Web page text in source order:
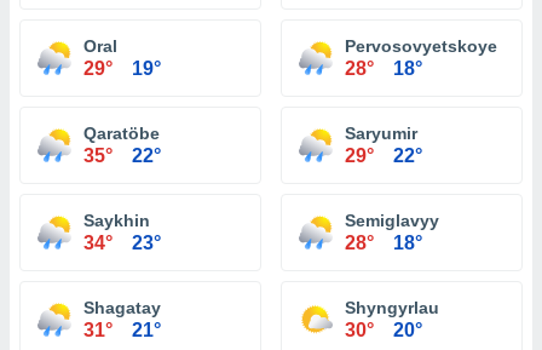
Oral
29° 19°
Pervosovyetskoye
28° 18°
Qaratöbe
35° 22°
Saryumir
29° 22°
Saykhin
34° 23°
Semiglavyy
28° 18°
Shagatay
31° 21°
Shyngyrlau
30° 20°